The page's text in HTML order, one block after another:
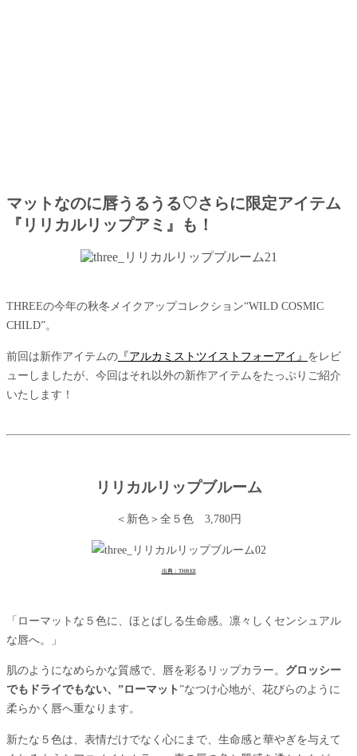
マットなのに唇うるうる♡さらに限定アイテム
『リリカルリップアミ』も！
THREEの今年の秋冬メイクアップコレクション“WILD COSMIC
CHILD”。
前回は新作アイテムの 『アルカミストツイストフォーアイ』 をレビ
ューしましたが、今回はそれ以外の新作アイテムをたっぷりご紹介
いたします！
リリカルリップブルーム
＜新色＞全５色 3,780円
出典：THREE
「ローマットな５色に、ほとばしる生命感。凛々しくセンシュアル
な唇へ。」
肌のようになめらかな質感で、唇を彩るリップカラー。 グロッシー
でもドライでもない、”ローマット”なつけ心地が、花びらのように
柔らかく唇へ重なります。
新たな５色は、表情だけでなく心にまで、生命感と華やぎを与えて